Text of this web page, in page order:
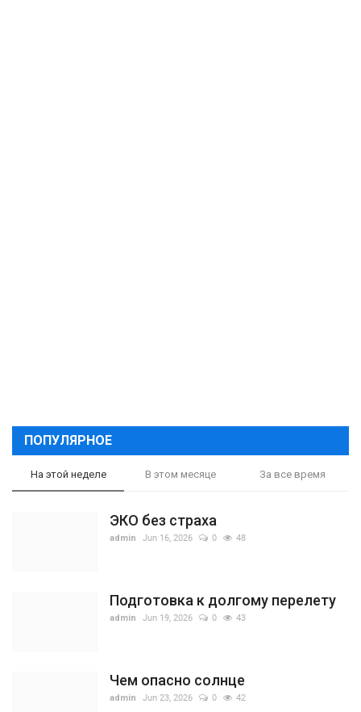
ПОПУЛЯРНОЕ
На этой неделе В этом месяце За все время
ЭКО без страха
admin Jun 16, 2026 0 48
Подготовка к долгому перелету
admin Jun 19, 2026 0 43
Чем опасно солнце
admin Jun 23, 2026 0 42